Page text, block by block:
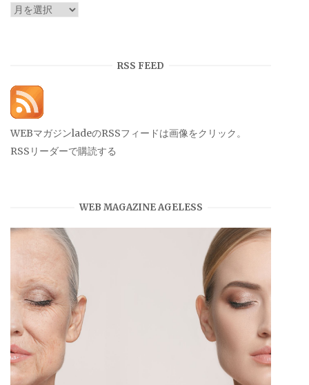
ア
RSS FEED
WEBマガジンladeのRSSフィードは画像をクリック。
RSSリーダーで購読する
WEB MAGAZINE AGELESS